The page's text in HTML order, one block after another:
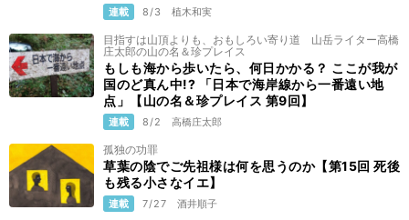
連載 8/3 植木和実
目指すは山頂よりも、おもしろい寄り道 山岳ライター高橋
庄太郎の山の名＆珍プレイス
もしも海から歩いたら、何日かかる？ ここが我が
国のど真ん中!? 「日本で海岸線から一番遠い地
点」【山の名＆珍プレイス 第9回】
連載 8/2 高橋庄太郎
孤独の功罪
草葉の陰でご先祖様は何を思うのか【第15回 死後
も残る小さなイエ】
連載 7/27 酒井順子